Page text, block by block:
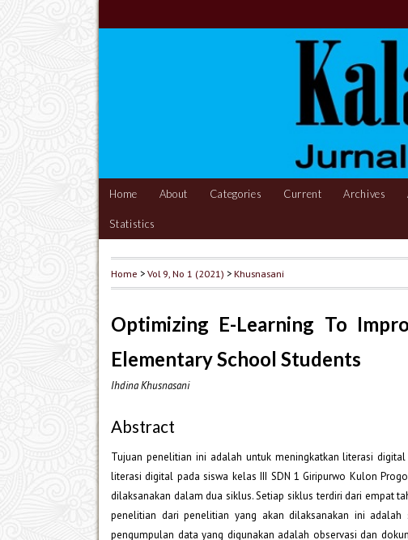
Home About Categories Current Archives
Statistics
Home >Vol 9, No 1 (2021) >Khusnasani
Optimizing E-Learning To
Elementary School Students
Ihdina Khusnasani
Abstract
Tujuan penelitian ini adalah untuk meningkatkan literasi
literasi digital pada siswa kelas III SDN 1 Giripurwo Kulon
dilaksanakan dalam dua siklus. Setiap siklus terdiri dari empat
penelitian dari penelitian yang akan dilaksanakan ini
pengumpulan data yang digunakan adalah observasi dan